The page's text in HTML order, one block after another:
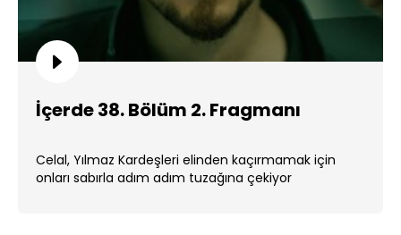
İçerde 38. Bölüm 2. Fragmanı
Celal, Yılmaz Kardeşleri elinden kaçırmamak için
onları sabırla adım adım tuzağına çekiyor